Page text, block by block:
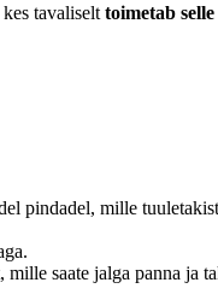
kes tavaliselt toimetab
pindadel, mille
saate jalga panna ja